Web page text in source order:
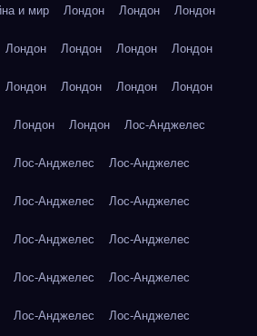
и мир Лондон Лондон Лондон
Лондон Лондон Лондон Лондон
Лондон Лондон Лондон Лондон
Лондон Лондон Лос-Анджелес
Лос-Анджелес Лос-Анджелес
Лос-Анджелес Лос-Анджелес
Лос-Анджелес Лос-Анджелес
Лос-Анджелес Лос-Анджелес
Лос-Анджелес Лос-Анджелес